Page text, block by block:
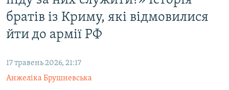
ВІДЕОУРОКИ «ELIFBE»
СВІДЧЕННЯ ОКУПАЦІЇ
ІНФОГРАФІКА
Русский
Qırımtatar
ДОЛУЧАЙСЯ!
братів із Криму, які відмовилися
йти до армії РФ
17 травень 2026, 21:17
Анжеліка Брушневська